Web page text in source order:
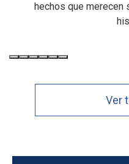
hechos que merecen
Ver